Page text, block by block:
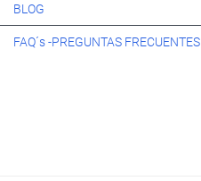
BLOG
FAQ´s -PREGUNTAS FRECUENTES